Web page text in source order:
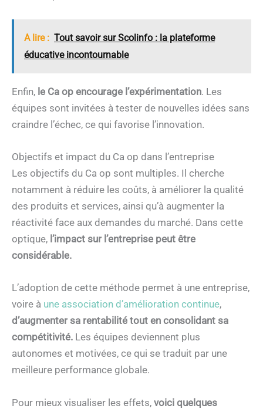
A lire : Tout savoir sur Scolinfo : la plateforme
éducative incontournable
Enfin, le Ca op encourage l’expérimentation. Les
équipes sont invitées à tester de nouvelles idées sans
craindre l’échec, ce qui favorise l’innovation.
Objectifs et impact du Ca op dans l’entreprise
Les objectifs du Ca op sont multiples. Il cherche
notamment à réduire les coûts, à améliorer la qualité
des produits et services, ainsi qu’à augmenter la
réactivité face aux demandes du marché. Dans cette
optique, l’impact sur l’entreprise peut être
considérable.
L’adoption de cette méthode permet à une entreprise,
voire à une association d’amélioration continue,
d’augmenter sa rentabilité tout en consolidant sa
compétitivité. Les équipes deviennent plus
autonomes et motivées, ce qui se traduit par une
meilleure performance globale.
Pour mieux visualiser les effets, voici quelques